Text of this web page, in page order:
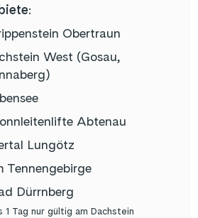
:
Obertraun
West (Gosau,
Abtenau
Lungötz
Tennengebirge
Dürrnberg
Tag nur gültig am Dachstein